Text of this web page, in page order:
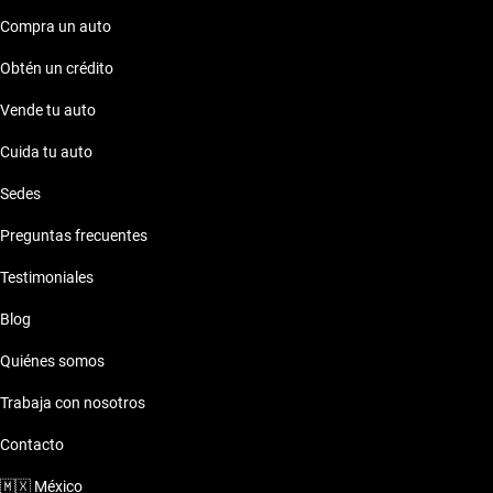
Compra un auto
Obtén un crédito
Vende tu auto
Cuida tu auto
Sedes
Preguntas frecuentes
Testimoniales
Blog
Quiénes somos
Trabaja con nosotros
Contacto
🇲🇽 México